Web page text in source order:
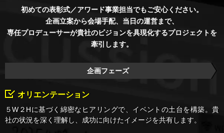
初めての表彰式／アワード事業担当でもご安心ください。
企画立案から会場手配、当日の運営まで、
専任プロデューサーが貴社のビジョンを具現化するプロジェクトを
牽引します。
企画フェーズ
オリエンテーション
５W２Hに基づく綿密なヒアリングで、イベントの土台を構築。貴
社の状況を深く理解し、成功に向けたイメージを共有します。